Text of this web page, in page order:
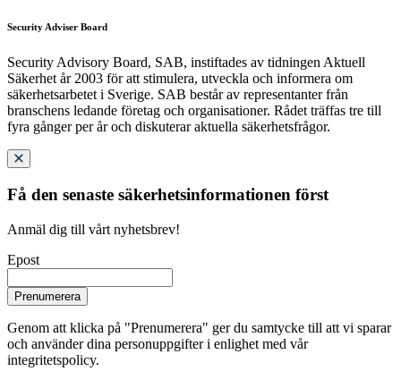
Security Adviser Board
Security Advisory Board, SAB, instiftades av tidningen Aktuell
Säkerhet år 2003 för att stimulera, utveckla och informera om
säkerhetsarbetet i Sverige. SAB består av representanter från
branschens ledande företag och organisationer. Rådet träffas tre till
fyra gånger per år och diskuterar aktuella säkerhetsfrågor.
Få den senaste säkerhetsinformationen först
Anmäl dig till vårt nyhetsbrev!
Epost
Prenumerera
Genom att klicka på "Prenumerera" ger du samtycke till att vi sparar
och använder dina personuppgifter i enlighet med vår
integritetspolicy.